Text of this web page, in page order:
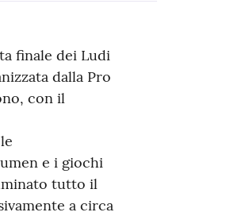
finale dei Ludi
dalla Pro
con il
e i giochi
tutto il
a circa